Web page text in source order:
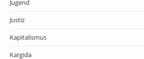
Jugend
Justiz
Kapitalismus
Kargida